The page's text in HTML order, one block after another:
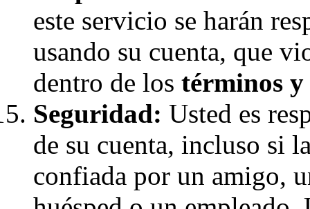
este servicio se harán
usando su cuenta, que
dentro de los términos y
Seguridad: Usted es
de su cuenta, incluso si
confiada por un amigo,